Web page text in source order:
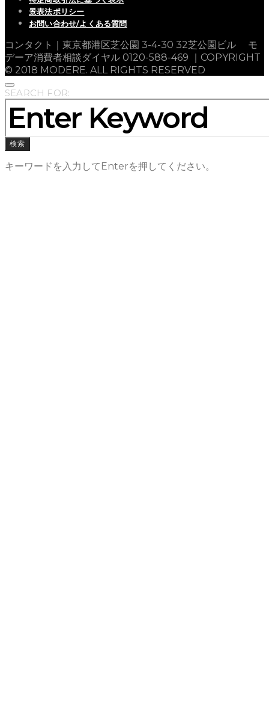
景表法ポリシー
お問い合わせ/よくある質問
コンタクト｜東京都港区芝公園 3-4-30 32芝公園ビル モ
デーア消費者相談ダイヤル 0120-588-469 ｜COPYRIGHT
© 2018 MODERE. ALL RIGHTS RESERVED
SEARCH FOR:
検索
キーワードを入力してEnterを押してください。